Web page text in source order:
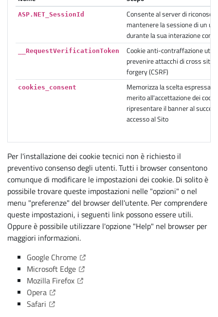
ASP.NET_SessionId
Consente al server di
mantenere la sessione di un
durante la sua interazione con
__RequestVerificationToken
Cookie anti-contraffazione
prevenire attacchi di cross site
forgery (CSRF)
cookies_consent
Memorizza la scelta espressa
merito all'accettazione dei
ripresentare il banner al
accesso al Sito
Per l'installazione dei cookie tecnici non è richiesto il
preventivo consenso degli utenti. Tutti i browser consentono
comunque di modificare le impostazioni dei cookie. Di solito è
possibile trovare queste impostazioni nelle "opzioni" o nel
menu "preferenze" del browser dell'utente. Per comprendere
queste impostazioni, i seguenti link possono essere utili.
Oppure è possibile utilizzare l'opzione "Help" nel browser per
maggiori informazioni.
Google Chrome (Apre il link in una nuova scheda)
Microsoft Edge (Apre il link in una nuova scheda)
Mozilla Firefox (Apre il link in una nuova scheda)
Opera (Apre il link in una nuova scheda)
Safari (Apre il link in una nuova scheda)